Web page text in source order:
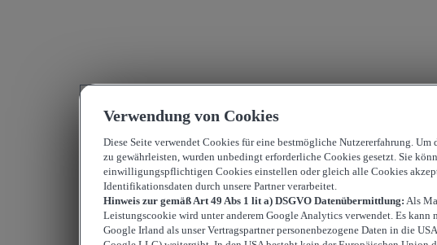
Verwendung von Cookies
Diese Seite verwendet Cookies für eine bestmögliche Nutzererfahrung.
zu gewährleisten, wurden unbedingt erforderliche Cookies gesetzt. Sie
einwilligungspflichtigen Cookies einstellen oder gleich alle Cookies
Identifikationsdaten durch unsere Partner verarbeitet.
Hinweis zur gemäß Art 49 Abs 1 lit a) DSGVO Datenübermittlung: Als
Leistungscookie wird unter anderem Google Analytics verwendet. Es kann
Google Irland als unser Vertragspartner personenbezogene Daten in die